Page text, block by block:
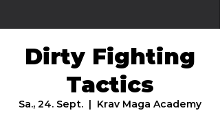
Dirty Fighting
Tactics
Sa., 24. Sept.
  |
Krav Maga Academy